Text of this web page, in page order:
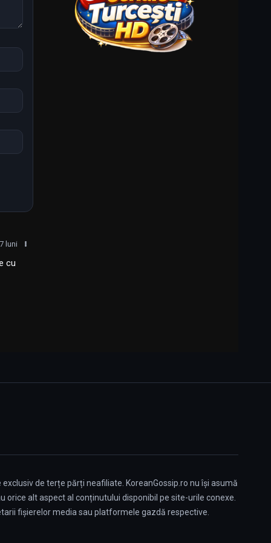
luni
cu
de terțe părți neafiliate. KoreanGossip.ro nu își asumă
alt aspect al conținutului disponibil pe site-urile conexe.
fișierelor media sau platformele gazdă respective.